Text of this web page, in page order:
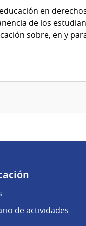
en derechos
de los
sobre, en y
de actividades